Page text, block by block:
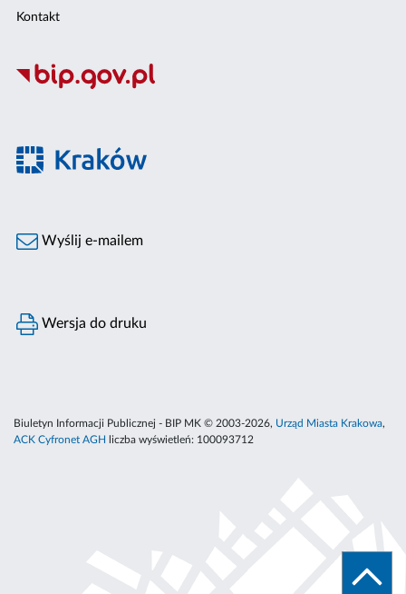
Kontakt
Wyślij e-mailem
Wersja do druku
Biuletyn Informacji Publicznej - BIP MK © 2003-2026, Urząd Miasta Krakowa,
ACK Cyfronet AGH
liczba wyświetleń: 100093712